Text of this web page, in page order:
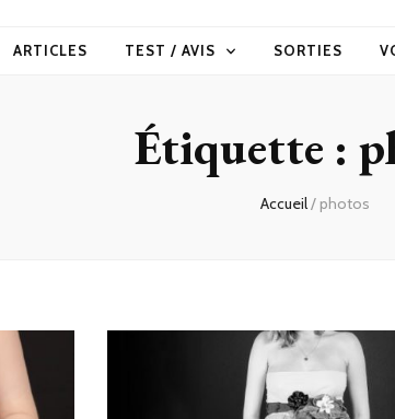
ARTICLES TEST / AVIS SORTIES
Étiquette :
Accueil/ photos